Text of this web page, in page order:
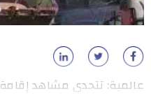
عالمية: تتحدى مشاهد